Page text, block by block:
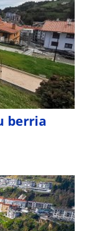
berria